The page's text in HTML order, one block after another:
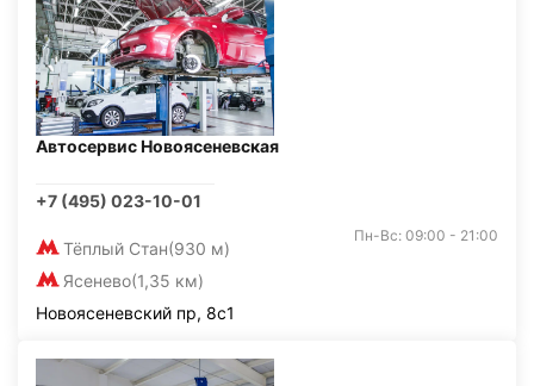
Автосервис Новоясеневская
+7 (495) 023-10-01
Тёплый Стан(930 м)
Ясенево(1,35 км)
Пн-Вс: 09:00 - 21:00
Новоясеневский пр, 8с1